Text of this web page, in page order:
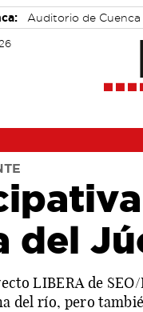
Auditorio de Cuenca
del
LIBERA de
del río, pero